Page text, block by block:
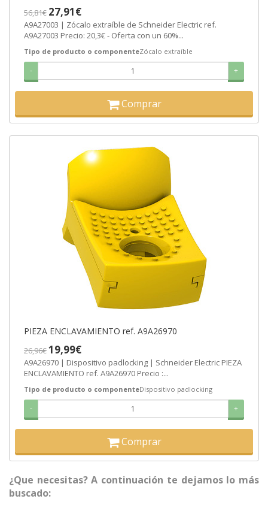
56,81€ 27,91€
A9A27003 | Zócalo extraíble de Schneider Electric ref.
A9A27003 Precio: 20,3€ - Oferta con un 60%...
Tipo de producto o componenteZócalo extraíble
- +
Comprar
PIEZA ENCLAVAMIENTO ref. A9A26970
26,96€19,99€
A9A26970 | Dispositivo padlocking | Schneider Electric PIEZA
ENCLAVAMIENTO ref. A9A26970 Precio :...
Tipo de producto o componenteDispositivo padlocking
- +
Comprar
¿Que necesitas? A continuación te dejamos lo más
buscado: